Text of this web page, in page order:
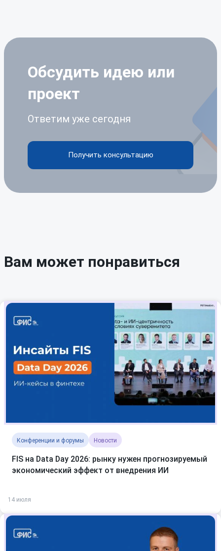
Обсудить идею или
проект
Ответим уже сегодня
Получить консультацию
Вам может понравиться
Конференции и форумы Новости
FIS на Data Day 2026: рынку нужен прогнозируемый
экономический эффект от внедрения ИИ
14 июля